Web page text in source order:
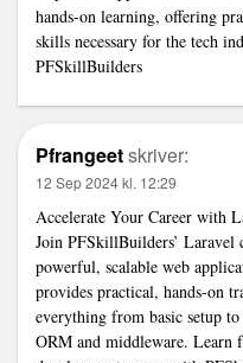
hands-on learning, offering
skills necessary for the tech
PFSkillBuilders
Pfrangeetskriver:
12 Sep 2024 kl. 12:29
Accelerate Your Career with
Join PFSkillBuilders’ Laravel
powerful, scalable web
provides practical, hands-on
everything from basic setup
ORM and middleware. Learn